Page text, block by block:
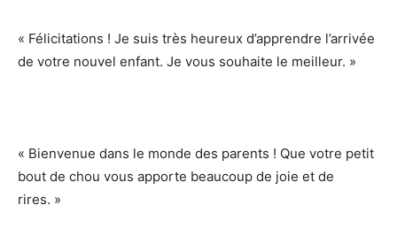
« Félicitations ! Je suis très heureux d’apprendre l’arrivée
de votre nouvel enfant. Je vous souhaite le meilleur. »
« Bienvenue dans le monde des parents ! Que votre petit
bout de chou vous apporte beaucoup de joie et de
rires. »